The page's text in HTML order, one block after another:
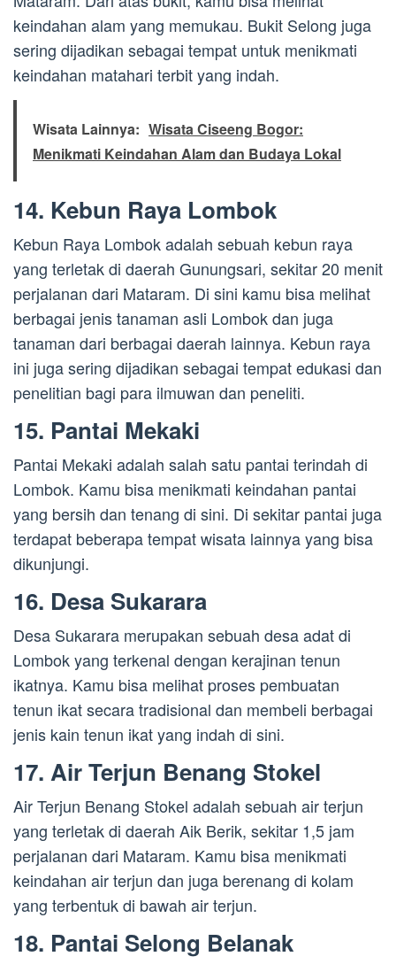
keindahan alam yang memukau. Bukit Selong juga
sering dijadikan sebagai tempat untuk menikmati
keindahan matahari terbit yang indah.
Wisata Lainnya: Wisata Ciseeng Bogor:
Menikmati Keindahan Alam dan Budaya Lokal
14. Kebun Raya Lombok
Kebun Raya Lombok adalah sebuah kebun raya
yang terletak di daerah Gunungsari, sekitar 20 menit
perjalanan dari Mataram. Di sini kamu bisa melihat
berbagai jenis tanaman asli Lombok dan juga
tanaman dari berbagai daerah lainnya. Kebun raya
ini juga sering dijadikan sebagai tempat edukasi dan
penelitian bagi para ilmuwan dan peneliti.
15. Pantai Mekaki
Pantai Mekaki adalah salah satu pantai terindah di
Lombok. Kamu bisa menikmati keindahan pantai
yang bersih dan tenang di sini. Di sekitar pantai juga
terdapat beberapa tempat wisata lainnya yang bisa
dikunjungi.
16. Desa Sukarara
Desa Sukarara merupakan sebuah desa adat di
Lombok yang terkenal dengan kerajinan tenun
ikatnya. Kamu bisa melihat proses pembuatan
tenun ikat secara tradisional dan membeli berbagai
jenis kain tenun ikat yang indah di sini.
17. Air Terjun Benang Stokel
Air Terjun Benang Stokel adalah sebuah air terjun
yang terletak di daerah Aik Berik, sekitar 1,5 jam
perjalanan dari Mataram. Kamu bisa menikmati
keindahan air terjun dan juga berenang di kolam
yang terbentuk di bawah air terjun.
18. Pantai Selong Belanak